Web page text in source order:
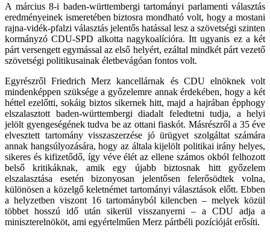
A március 8-i baden-württembergi tartományi parlamenti választás
eredményeinek ismeretében biztosra mondható volt, hogy a mostani
rajna-vidék-pfalzi választás jelentős hatással lesz a szövetségi szinten
kormányzó CDU-SPD alkotta nagykoalícióra. Itt ugyanis ez a két
párt versengett egymással az első helyért, ezáltal mindkét párt vezető
szövetségi politikusainak életbevágóan fontos volt.
Egyrészről Friedrich Merz kancellárnak és CDU elnöknek volt
mindenképpen szüksége a győzelemre annak érdekében, hogy a két
héttel ezelőtti, sokáig biztos sikernek hitt, majd a hajrában épphogy
elszalasztott baden-württembergi diadalt feledtetni tudja, a helyi
jelölt gyengeségének tudva be az ottani fiaskót. Másrészről a 35 éve
elvesztett tartomány visszaszerzése jó ürügyet szolgáltat számára
annak hangsúlyozására, hogy az általa kijelölt politikai irány helyes,
sikeres és kifizetődő, így véve élét az ellene számos okból felhozott
belső kritikáknak, amik egy újabb biztosnak hitt győzelem
elszalasztása esetén bizonyosan jelentősen felerősödtek volna,
különösen a közelgő keletnémet tartományi választások előtt. Ebben
a helyzetben viszont 16 tartományból kilencben – melyek közül
többet hosszú idő után sikerül visszanyerni – a CDU adja a
miniszterelnököt, ami egyértelműen Merz pártbéli pozícióját erősíti.